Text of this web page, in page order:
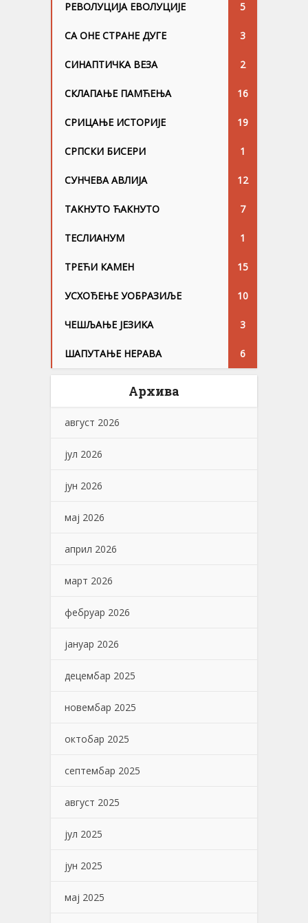
РЕВОЛУЦИЈА ЕВОЛУЦИЈЕ 5
СА ОНЕ СТРАНЕ ДУГЕ 3
СИНАПТИЧКА ВЕЗА 2
СКЛАПАЊЕ ПАМЋЕЊА 16
СРИЦАЊЕ ИСТОРИЈЕ 19
СРПСКИ БИСЕРИ 1
СУНЧЕВА АВЛИЈА 12
ТАКНУТО ЋАКНУТО 7
ТЕСЛИАНУМ 1
ТРЕЋИ КАМЕН 15
УСХОЂЕЊЕ УОБРАЗИЉЕ 10
ЧЕШЉАЊЕ ЈЕЗИKА 3
ШАПУТАЊЕ НЕРАВА 6
Архива
август 2026
јул 2026
јун 2026
мај 2026
април 2026
март 2026
фебруар 2026
јануар 2026
децембар 2025
новембар 2025
октобар 2025
септембар 2025
август 2025
јул 2025
јун 2025
мај 2025